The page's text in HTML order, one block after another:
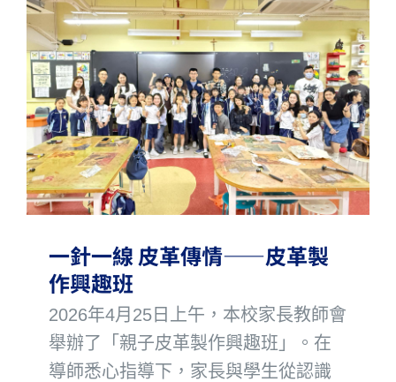
一針一線 皮革傳情——皮革製
作興趣班
2026年4月25日上午，本校家長教師會
舉辦了「親子皮革製作興趣班」。在
導師悉心指導下，家長與學生從認識